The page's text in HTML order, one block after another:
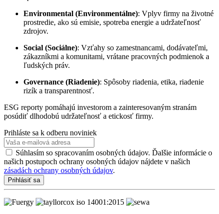
Environmental (Environmentálne): Vplyv firmy na životné
prostredie, ako sú emisie, spotreba energie a udržateľnosť
zdrojov.
Social (Sociálne): Vzťahy so zamestnancami, dodávateľmi,
zákazníkmi a komunitami, vrátane pracovných podmienok a
ľudských práv.
Governance (Riadenie): Spôsoby riadenia, etika, riadenie
rizík a transparentnosť.
ESG reporty pomáhajú investorom a zainteresovaným stranám
posúdiť dlhodobú udržateľnosť a etickosť firmy.
Prihláste sa k odberu noviniek
Súhlasím so spracovaním osobných údajov. Ďalšie informácie o
našich postupoch ochrany osobných údajov nájdete v našich
zásadách ochrany osobných údajov.
Prihlásiť sa